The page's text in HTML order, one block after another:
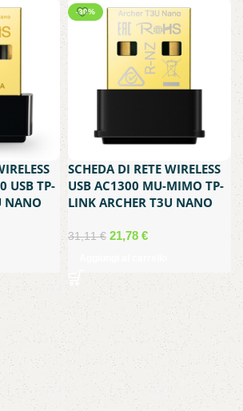
USB TP-
NANO
€.
-30%
SCHEDA DI RETE WIRELESS
USB AC1300 MU-MIMO TP-
LINK ARCHER T3U NANO
31,11€ Il
era:
31,11 €.
21,78 €Il